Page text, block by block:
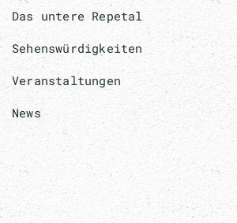
Das untere Repetal
Sehenswürdigkeiten
Veranstaltungen
News